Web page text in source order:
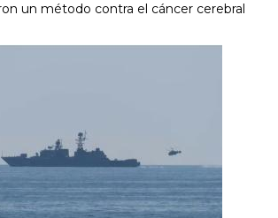
un método contra el cáncer cerebral